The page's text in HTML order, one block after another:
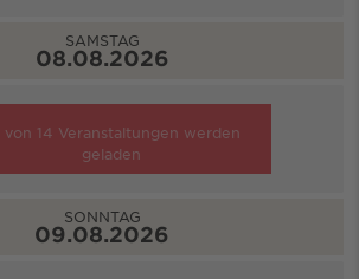
SAMSTAG
08.08.2026
von 14 Veranstaltungen werden
geladen
SONNTAG
09.08.2026